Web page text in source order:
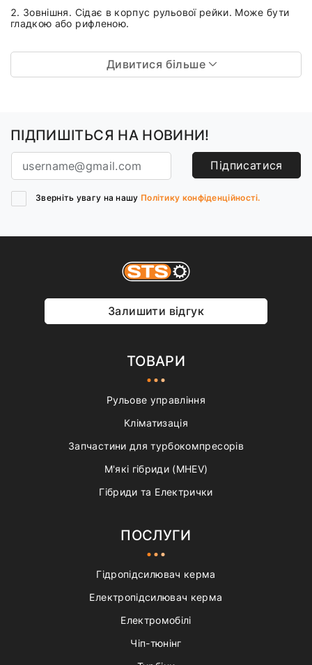
Зовнішня. Сідає в корпус рульової рейки. Може бути
гладкою або рифленою.
Дивитися більше
ПІДПИШІТЬСЯ НА НОВИНИ!
Підписатися
Зверніть увагу на нашу Політику конфіденційності.
Залишити відгук
ТОВАРИ
Рульове управління
Кліматизація
Запчастини для турбокомпресорів
М'які гібриди (MHEV)
Гібриди та Електрички
ПОСЛУГИ
Гідропідсилювач керма
Електропідсилювач керма
Електромобілі
Чіп-тюнінг